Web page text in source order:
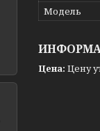
Модель
Цена: Цену